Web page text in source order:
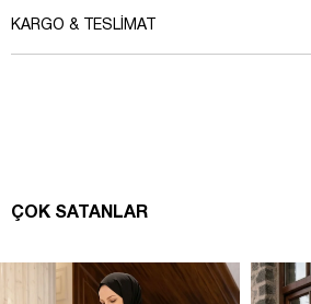
KARGO & TESLIMAT
ÇOK SATANLAR